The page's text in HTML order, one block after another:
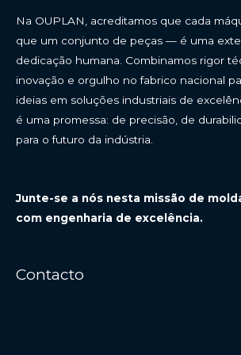
Na OUPLAN, acreditamos que cada
que um conjunto de peças — é uma
dedicação humana. Combinamos rigor
inovação e orgulho no fabrico nacional
ideias em soluções industriais de
é uma promessa: de precisão, de
para o futuro da indústria.
Junte-se a nós nesta missão de
com engenharia de excelência.
Contacto